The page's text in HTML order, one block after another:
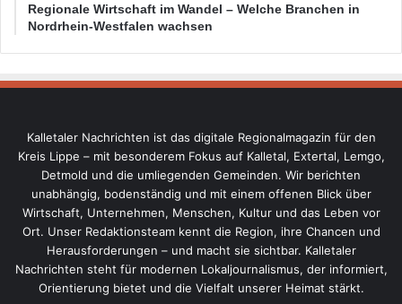
Regionale Wirtschaft im Wandel – Welche Branchen in
Nordrhein-Westfalen wachsen
Kalletaler Nachrichten ist das digitale Regionalmagazin für den
Kreis Lippe – mit besonderem Fokus auf Kalletal, Extertal, Lemgo,
Detmold und die umliegenden Gemeinden. Wir berichten
unabhängig, bodenständig und mit einem offenen Blick über
Wirtschaft, Unternehmen, Menschen, Kultur und das Leben vor
Ort. Unser Redaktionsteam kennt die Region, ihre Chancen und
Herausforderungen – und macht sie sichtbar. Kalletaler
Nachrichten steht für modernen Lokaljournalismus, der informiert,
Orientierung bietet und die Vielfalt unserer Heimat stärkt.